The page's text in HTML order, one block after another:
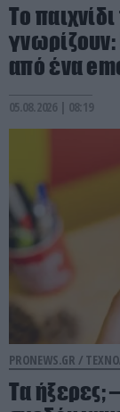
Το
από ένα
05.08.2026 | 08:19
PRONEWS.GR /
Τα ήξερες;